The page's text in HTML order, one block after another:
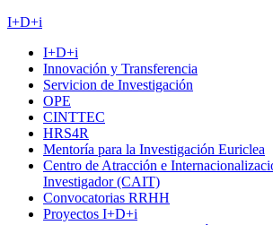
I+D+i
I+D+i
Innovación y Transferencia
Servicion de Investigación
OPE
CINTTEC
HRS4R
Mentoría para la Investigación Euriclea
Centro de Atracción e
Investigador (CAIT)
Convocatorias RRHH
Proyectos I+D+i